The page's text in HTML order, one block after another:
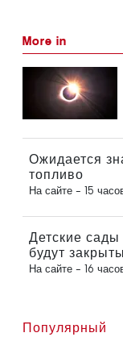
More in
Ожидается
топливо
На сайте - 15
Детские
будут закрыты
На сайте - 16
Популярный